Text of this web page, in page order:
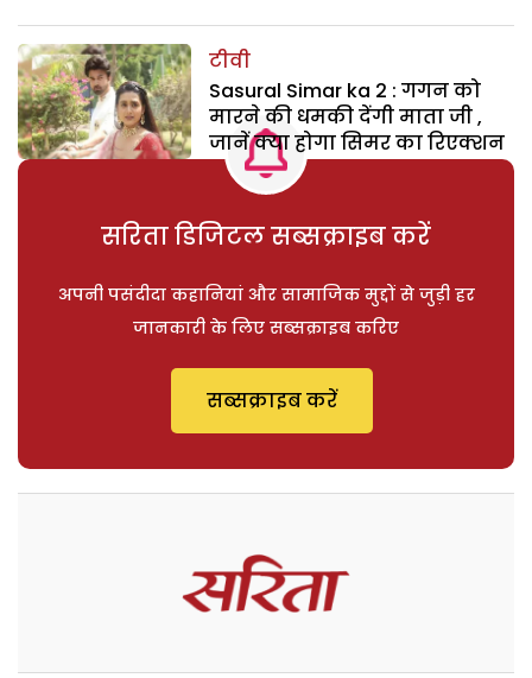
टीवी
Sasural Simar ka 2 : गगन को
मारने की धमकी देंगी माता जी ,
जानें क्या होगा सिमर का रिएक्शन
सरिता डिजिटल सब्सक्राइब करें
अपनी पसंदीदा कहानियां और सामाजिक मुद्दों से जुड़ी हर
जानकारी के लिए सब्सक्राइब करिए
सब्सक्राइब करें